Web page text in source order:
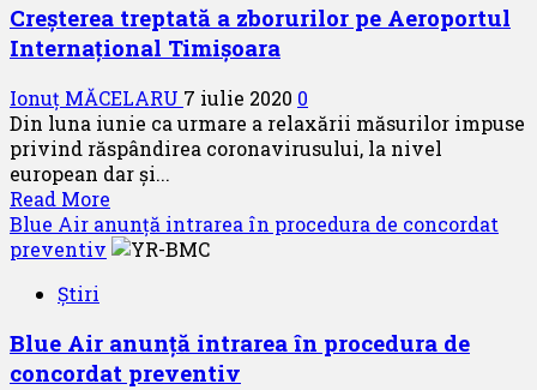
zborurile
regulate
Belgia,
Italia,
Marea
Britanie
Spania
Creșterea treptată a zborurilor pe Aeroportul
Internațional Timișoara
Ionuț MĂCELARU 7 iulie 2020 0
Din luna iunie ca urmare a relaxării măsurilor impuse
privind răspândirea coronavirusului, la nivel
european dar și...
Read More
more
about
zborurilor
pe
Blue Air anunță intrarea în procedura de concordat
preventiv
Știri
Blue Air anunță intrarea în procedura de
concordat preventiv